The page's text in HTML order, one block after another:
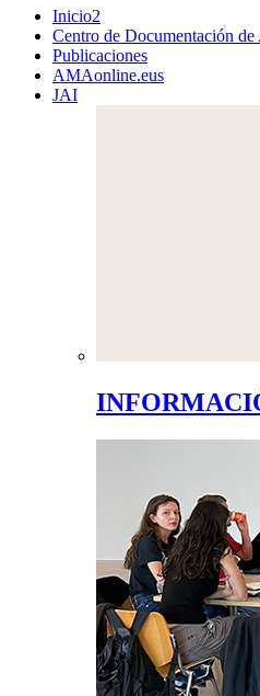
Inicio2
Centro de Documentación de
Publicaciones
AMAonline.eus
JAI